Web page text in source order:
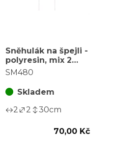
Sněhulák na špejli -
polyresin, mix 2
barev, cena za 1 ks
SM480
Skladem
2
2 30cm
70,00 Kč